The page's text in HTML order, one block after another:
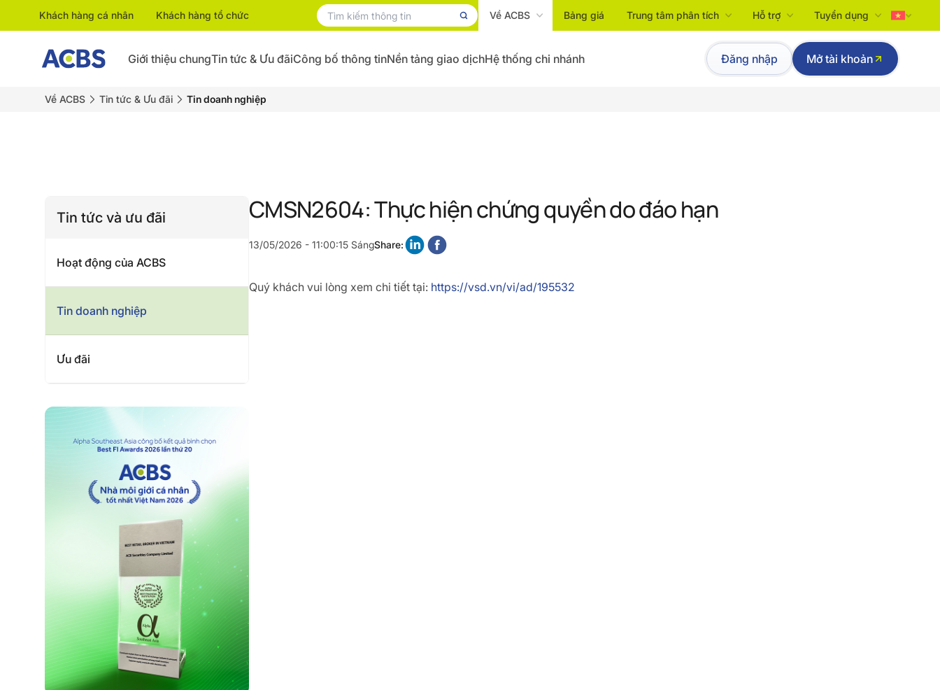
Khách hàng cá nhân Khách hàng tổ chức Về ACBS Bảng giá Trung tâm phân tích Hỗ trợ Tuyển dụng
Tiếng Việt
English
Giới thiệu chungTin tức & Ưu đãiCông bố thông tinNền tảng giao dịchHệ thống chi nhánh Đăng nhập Mở tài khoản
Về ACBS Tin tức & Ưu đãi Tin doanh nghiệp
Tin tức và ưu đãi
Hoạt động của ACBS
Tin doanh nghiệp
Ưu đãi
CMSN2604: Thực hiện chứng quyền do đáo hạn
13/05/2026 - 11:00:15 SángShare:
Quý khách vui lòng xem chi tiết tại: https://vsd.vn/vi/ad/195532